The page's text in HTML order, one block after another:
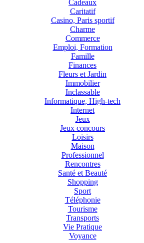
Cadeaux
Caritatif
Casino, Paris sportif
Charme
Commerce
Emploi, Formation
Famille
Finances
Fleurs et Jardin
Immobilier
Inclassable
Informatique, High-tech
Internet
Jeux
Jeux concours
Loisirs
Maison
Professionnel
Rencontres
Santé et Beauté
Shopping
Sport
Téléphonie
Tourisme
Transports
Vie Pratique
Voyance